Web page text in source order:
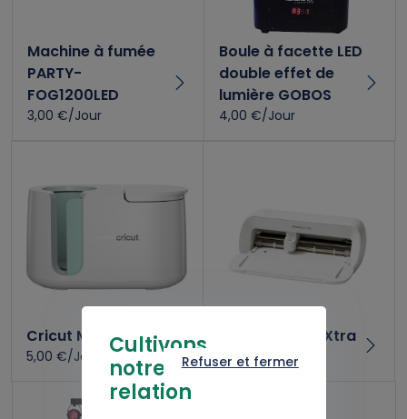
Cultivons
notre
relation
Refuser et fermer
Machine à fumée
PARTY-
FOG1200LED
3,00 €/Jour
Boule à facette LED
double effet de
lumière GOBOS
4,00 €/Jour
Cricut Mug Press
5,00 €/Jour
Kit Cricut Joy Xtra
6,00 €/Jour